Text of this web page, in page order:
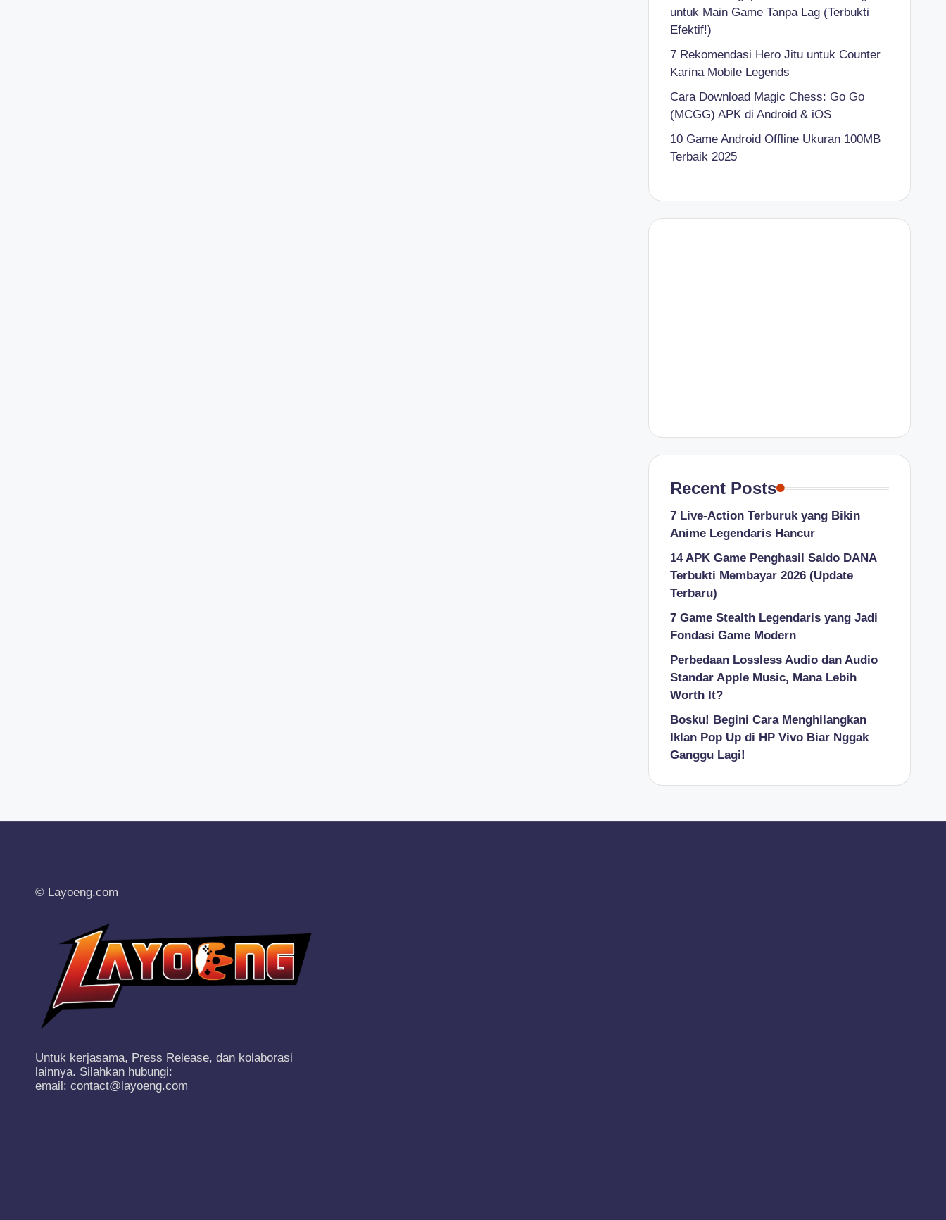
untuk Main Game Tanpa Lag (Terbukti
Efektif!)
7 Rekomendasi Hero Jitu untuk Counter
Karina Mobile Legends
Cara Download Magic Chess: Go Go
(MCGG) APK di Android & iOS
10 Game Android Offline Ukuran 100MB
Terbaik 2025
Recent Posts
7 Live-Action Terburuk yang Bikin
Anime Legendaris Hancur
14 APK Game Penghasil Saldo DANA
Terbukti Membayar 2026 (Update
Terbaru)
7 Game Stealth Legendaris yang Jadi
Fondasi Game Modern
Perbedaan Lossless Audio dan Audio
Standar Apple Music, Mana Lebih
Worth It?
Bosku! Begini Cara Menghilangkan
Iklan Pop Up di HP Vivo Biar Nggak
Ganggu Lagi!
© Layoeng.com
Untuk kerjasama, Press Release, dan kolaborasi
lainnya. Silahkan hubungi:
email: contact@layoeng.com